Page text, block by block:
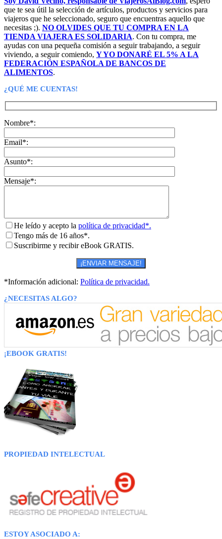
que te sea útil la selección de artículos, productos y servicios para
viajeros que he seleccionado, seguro que encuentras aquello que
necesitas ;). NO OLVIDES QUE TU COMPRA EN LA
TIENDA VIAJERA ES SOLIDARIA. Con tu compra, me
ayudas con una pequeña comisión a seguir trabajando, a seguir
viviendo, a seguir comiendo, Y YO DONARÉ EL 5% A LA
FEDERACIÓN ESPAÑOLA DE BANCOS DE
ALIMENTOS.
¿QUÉ ME CUENTAS!
Nombre*:
Email*:
Asunto*:
Mensaje*:
He leído y acepto la política de privacidad*.
Tengo más de 16 años*.
Suscribirme y recibir eBook GRATIS.
*Información adicional: Política de privacidad.
¿NECESITAS ALGO?
¡EBOOK GRATIS!
PROPIEDAD INTELECTUAL
ESTOY ASOCIADO A: